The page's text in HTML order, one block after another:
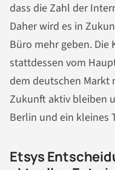
dass die Zahl der
Daher wird es in
Büro mehr geben.
stattdessen vom
dem deutschen Markt
Zukunft aktiv bleiben
Berlin und ein kleines
Etsys